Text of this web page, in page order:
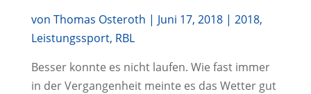
von Thomas Osteroth | Juni 17, 2018| 2018,
Leistungssport, RBL
Bes­ser konn­te es nicht lau­fen. Wie fast immer
in der Ver­gan­gen­heit mein­te es das Wet­ter gut